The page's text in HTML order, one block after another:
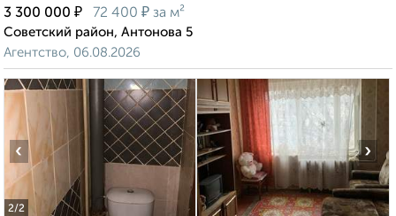
3 300 000 ₽ 72 400 ₽ за м²
Советский район, Антонова 5
Агентство, 06.08.2026
2/2
‹ ›